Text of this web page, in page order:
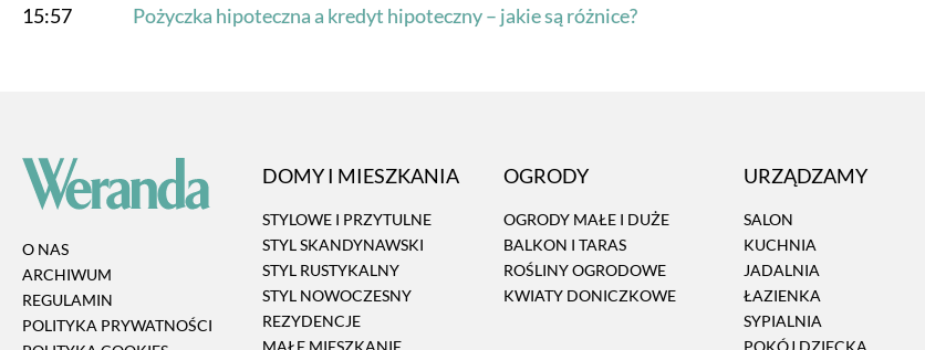
15:57 Pożyczka hipoteczna a kredyt hipoteczny – jakie są różnice?
O NAS
ARCHIWUM
REGULAMIN
POLITYKA PRYWATNOŚCI
DOMY I MIESZKANIA
STYLOWE I PRZYTULNE
STYL SKANDYNAWSKI
STYL RUSTYKALNY
STYL NOWOCZESNY
REZYDENCJE
MAŁE MIESZKANIE
OGRODY
OGRODY MAŁE I DUŻE
BALKON I TARAS
ROŚLINY OGRODOWE
KWIATY DONICZKOWE
URZĄDZAMY
SALON
KUCHNIA
JADALNIA
ŁAZIENKA
SYPIALNIA
POKÓJ DZIECKA